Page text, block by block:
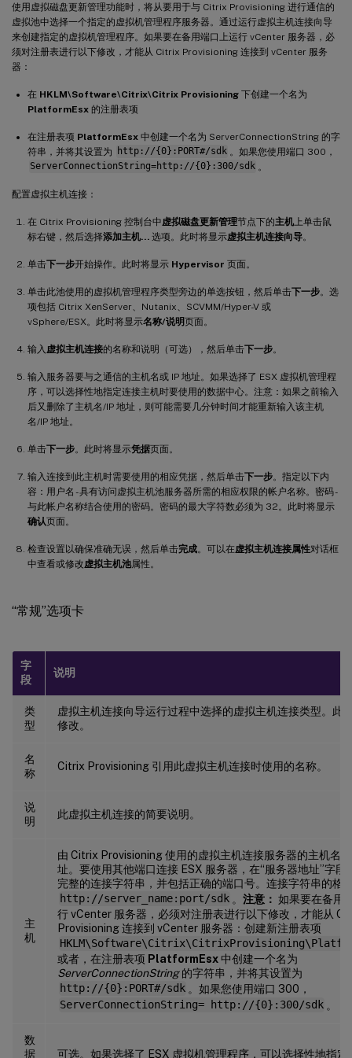
使用虚拟磁盘更新管理功能时，将从要用于与 Citrix Provisioning 进行通信的
虚拟池中选择一个指定的虚拟机管理程序服务器。通过运行虚拟主机连接向导
来创建指定的虚拟机管理程序。如果要在备用端口上运行 vCenter 服务器，必
须对注册表进行以下修改，才能从 Citrix Provisioning 连接到 vCenter 服务
器：
在 HKLM\Software\Citrix\Citrix Provisioning 下创建一个名为
PlatformEsx 的注册表项
在注册表项 PlatformEsx 中创建一个名为 ServerConnectionString 的字
符串，并将其设置为
http://{0}:PORT#/sdk 。如果您使用端口 300，
ServerConnectionString=http://{0}:300/sdk 。
配置虚拟主机连接：
在 Citrix Provisioning 控制台中虚拟磁盘更新管理节点下的主机 上单击鼠
标右键，然后选择添加主机… 选项。此时将显示虚拟主机连接向导。
单击下一步开始操作。此时将显示 Hypervisor 页面。
单击此池使用的虚拟机管理程序类型旁边的单选按钮，然后单击下一步。选
项包括 Citrix XenServer、Nutanix、SCVMM/Hyper-V 或
vSphere/ESX。此时将显示名称/说明页面。
输入 虚拟主机连接的名称和说明（可选），然后单击下一步。
输入服务器要与之通信的主机名或 IP 地址。如果选择了 ESX 虚拟机管理程
序，可以选择性地指定连接主机时要使用的数据中心。注意：如果之前输入
后又删除了主机名/IP 地址，则可能需要几分钟时间才能重新输入该主机
名/IP 地址。
单击下一步。此时将显示凭据页面。
输入连接到此主机时需要使用的相应凭据，然后单击下一步。指定以下内
容：用户名 - 具有访问虚拟主机池服务器所需的相应权限的帐户名称。密码 -
与此帐户名称结合使用的密码。密码的最大字符数必须为 32。此时将显示
确认页面。
检查设置以确保准确无误，然后单击完成。可以在虚拟主机连接属性对话框
中查看或修改虚拟主机池属性。
“常规”选项卡
字
段
说明
类
型
虚拟主机连接向导运行过程中选择的虚拟主机连接类型。此
修改。
名
称
Citrix Provisioning 引用此虚拟主机连接时使用的名称。
说
明
此虚拟主机连接的简要说明。
主
机
由 Citrix Provisioning 使用的虚拟主机连接服务器的主机名
址。要使用其他端口连接 ESX 服务器，在“服务器地址”字段
完整的连接字符串，并包括正确的端口号。连接字符串的格
http://server_name:port/sdk 。 注意： 如果要在备用
行 vCenter 服务器，必须对注册表进行以下修改，才能从
Provisioning 连接到 vCenter 服务器：创建新注册表项
或者，在注册表项 PlatformEsx中创建一个名为
ServerConnectionString的字符串，并将其设置为
http://{0}:PORT#/sdk 。如果您使用端口 300，
ServerConnectionString= http://{0}:300/sdk 。
数
据
可选。如果选择了 ESX 虚拟机管理程序，可以选择性地指定